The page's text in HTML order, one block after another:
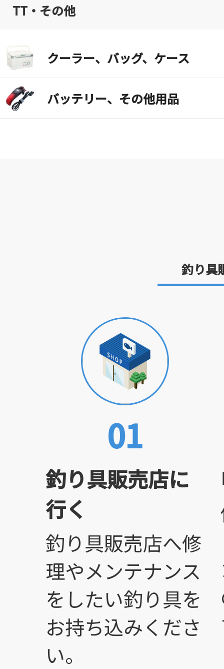
TT・その他
クーラー、バッグ、ケース
バッテリー、その他用品
釣り具
01
釣り具販売店に
行く
釣り具販売店へ修
理やメンテナンス
をしたい釣り具を
お持ち込みくださ
い。